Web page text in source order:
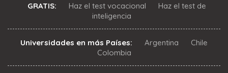
GRATIS: Haz el test vocacional
Haz el test de
inteligencia
Universidades en más Países: Argentina
Chile
Colombia